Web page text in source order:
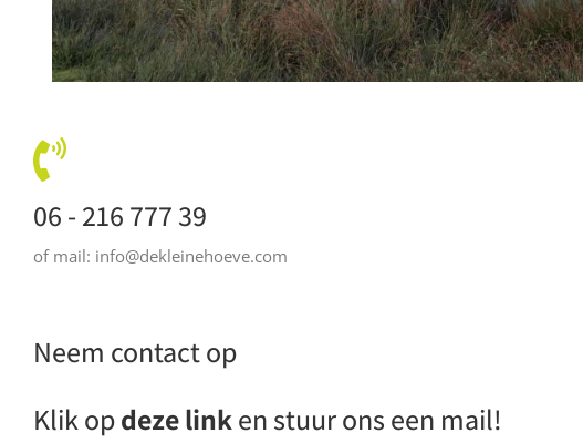
06 - 216 777 39
of mail: info@dekleinehoeve.com
Neem contact op
Klik opdeze linken stuur ons een mail!